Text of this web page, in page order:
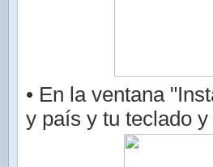
• En la ventana
y país y tu teclado